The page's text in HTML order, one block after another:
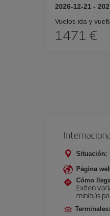
2026-12-21 -
Vuelos ida y
1471 €
Situación:
Página
Cómo
Exiten
minibús